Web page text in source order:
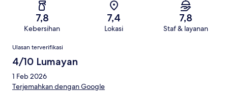
7,8
Kebersihan
7,4
Lokasi
7,8
Staf & layanan
Ulasan
Ulasan terverifikasi
4/10 Lumayan
1 Feb 2026
Terjemahkan dengan Google